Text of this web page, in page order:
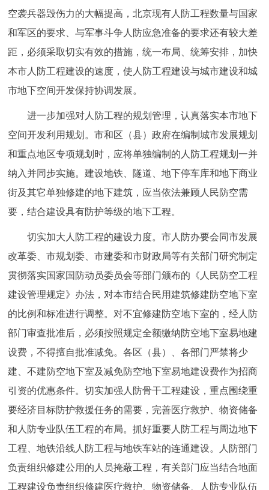
空袭兵器毁伤力的大幅提高，北京现有人防工程数量与国家
和军区的要求、与军事斗争人防应急准备的要求还有较大差
距，必须采取切实有效的措施，统一布局、统筹安排，加快
本市人防工程建设的速度，使人防工程建设与城市建设和城
市地下空间开发保持协调发展。
进一步加强对人防工程的规划管理，认真落实本市地下
空间开发利用规划。市和区（县）政府在编制城市发展规划
和重点地区专项规划时，应将单独编制的人防工程规划一并
纳入并同步实施。建设地铁、隧道、地下停车库和地下商业
街及其它单独修建的地下建筑，应当依法兼顾人民防空需
要，结合建设具有防护等级的地下工程。
切实加大人防工程的建设力度。市人防办要会同市发展
改革委、市规划委、市建委和市财政局等有关部门研究制定
贯彻落实国家国防动员委员会等部门颁布的《人民防空工程
建设管理规定》办法，对本市结合民用建筑修建防空地下室
的比例和标准进行调整。对不宜修建防空地下室的，经人防
部门审查批准后，必须按照规定全额缴纳防空地下室易地建
设费，不得擅自批准减免。各区（县）、各部门严禁将少
建、不建防空地下室及减免防空地下室易地建设费作为招商
引资的优惠条件。切实加强人防骨干工程建设，重点围绕重
要经济目标防护救援任务的需要，完善医疗救护、物资储备
和人防专业队伍工程的布局。抓好重要人防工程与周边地下
工程、地铁沿线人防工程与地铁车站的连通建设。人防部门
负责组织修建公用的人员掩蔽工程，有关部门应当结合地面
工程建设负责组织修建医疗救护、物资储备、人防专业队伍